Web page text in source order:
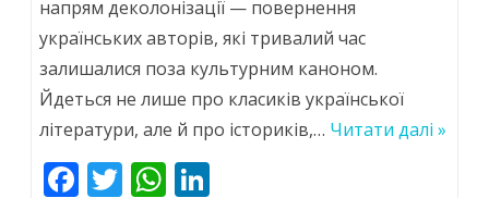
як
бібліотека
формує
культурну
напрям деколонізації — повернення
українських авторів, які тривалий час
залишалися поза культурним каноном.
Йдеться не лише про класиків української
літератури, але й про істориків,… Читати далі »
F T W